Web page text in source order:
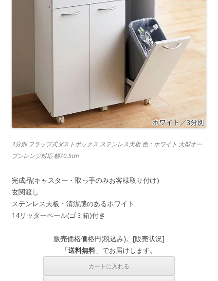
3分別 フラップ式ダストボックス ステンレス天板 色：ホワイト 大型オー
ブンレンジ対応 幅70.5cm
完成品(キャスター・取っ手のみお客様取り付け)
玄関渡し
ステンレス天板・清潔感のあるホワイト
14リッターペール(ゴミ箱)付き
販売価格価格円(税込み)。[販売状況]
「送料無料 」でお届けします。